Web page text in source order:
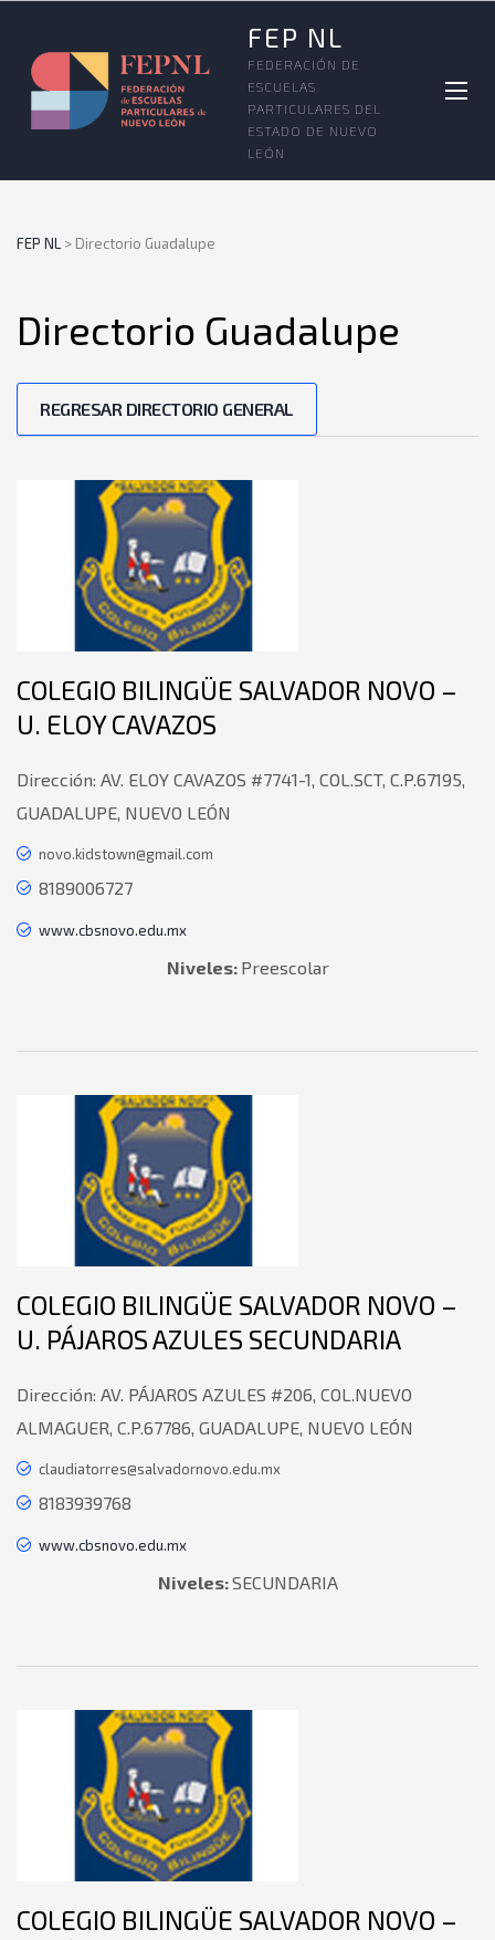
FEP NL
FEDERACIÓN DE
ESCUELAS
PARTICULARES DEL
ESTADO DE NUEVO
LEÓN
FEP NL > Directorio Guadalupe
Directorio Guadalupe
REGRESAR DIRECTORIO GENERAL
COLEGIO BILINGÜE SALVADOR NOVO –
U. ELOY CAVAZOS
Dirección: AV. ELOY CAVAZOS #7741-1, COL.SCT, C.P.67195,
GUADALUPE, NUEVO LEÓN
novo.kidstown@gmail.com
8189006727
www.cbsnovo.edu.mx
Niveles: Preescolar
COLEGIO BILINGÜE SALVADOR NOVO –
U. PÁJAROS AZULES SECUNDARIA
Dirección: AV. PÁJAROS AZULES #206, COL.NUEVO
ALMAGUER, C.P.67786, GUADALUPE, NUEVO LEÓN
claudiatorres@salvadornovo.edu.mx
8183939768
www.cbsnovo.edu.mx
Niveles:SECUNDARIA
COLEGIO BILINGÜE SALVADOR NOVO –